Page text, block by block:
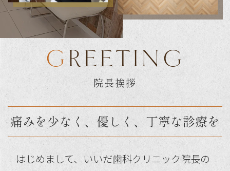
GREETING
院長挨拶
痛みを少なく、優しく、丁寧な診療を
はじめまして、いいだ歯科クリニック院長の